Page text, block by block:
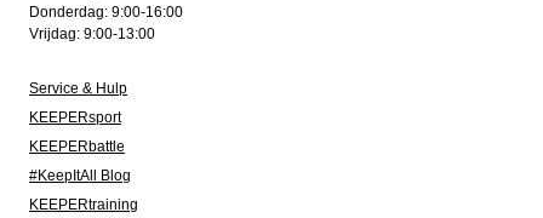
Donderdag: 9:00-16:00
Vrijdag: 9:00-13:00
Service & Hulp
KEEPERsport
KEEPERbattle
#KeepItAll Blog
KEEPERtraining